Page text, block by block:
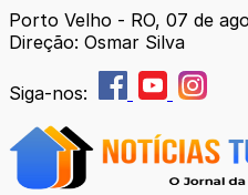
Porto Velho - RO, 07 de
Direção: Osmar Silva
Siga-nos: